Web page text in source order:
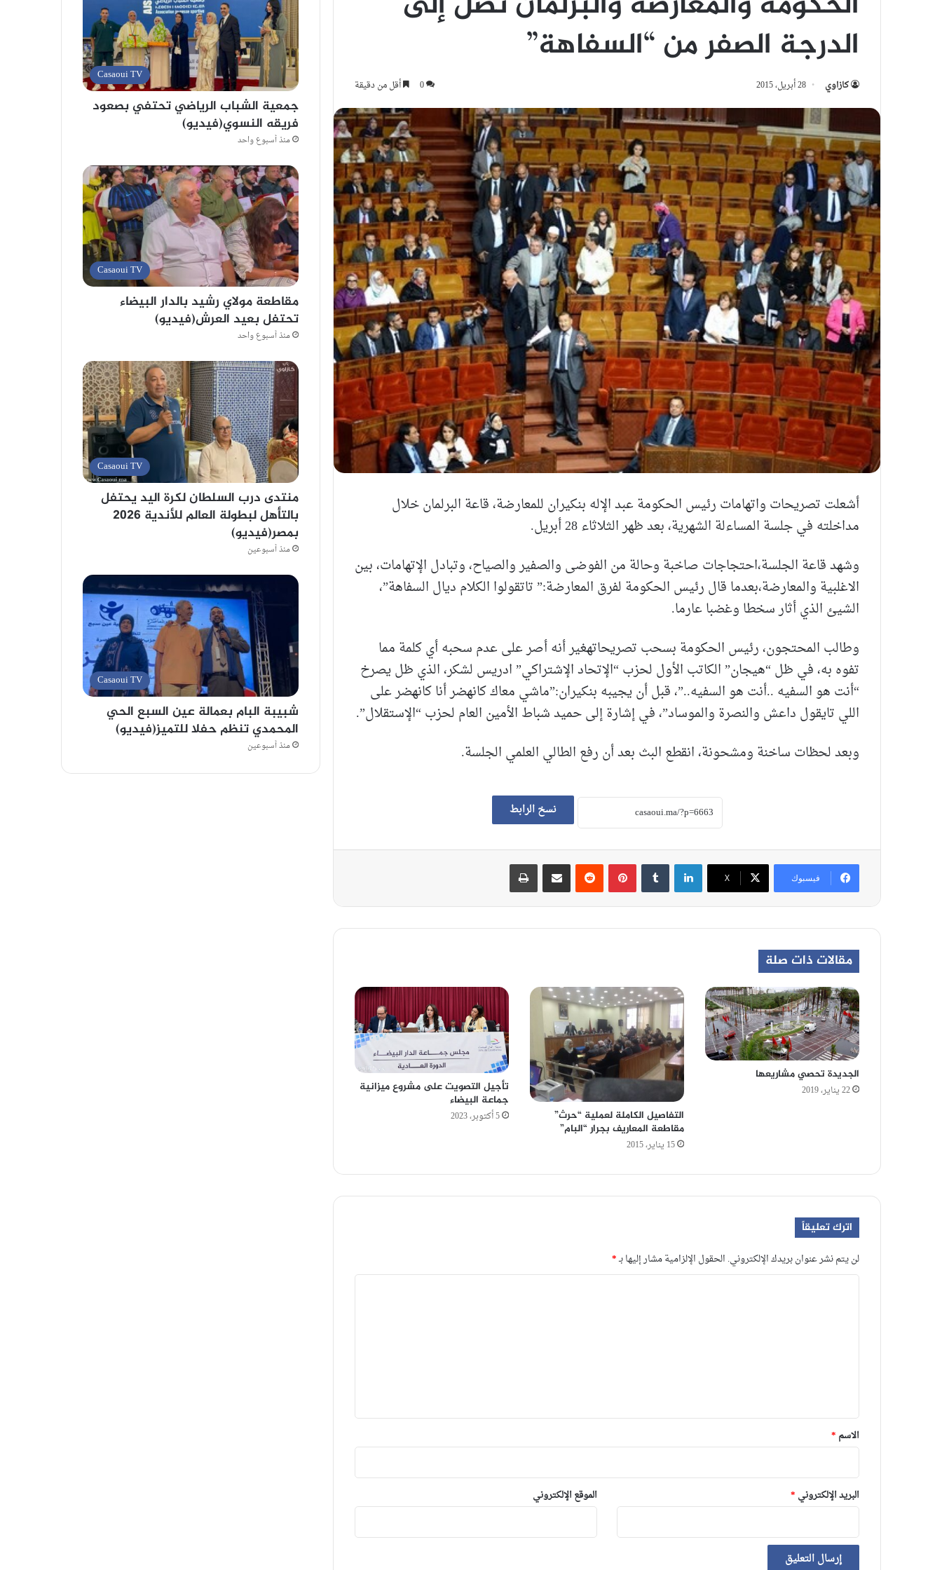
الدرجة الصفر من “السفاهة”
كازاوي 28 أبريل، 2015 0 أقل من دقيقة
أشعلت تصريحات واتهامات رئيس الحكومة عبد الإله بنكيران للمعارضة، قاعة البرلمان خلال
مداخلته في جلسة المساءلة الشهرية، بعد ظهر الثلاثاء 28 أبريل.
وشهد قاعة الجلسة،احتجاجات صاخبة وحالة من الفوضى والصفير والصياح، وتبادل الإتهامات، بين
الاغلبية والمعارضة،بعدما قال رئيس الحكومة لفرق المعارضة:” تاتقولوا الكلام ديال السفاهة”،
الشيئ الذي أثار سخطا وغضبا عارما.
وطالب المحتجون، رئيس الحكومة بسحب تصريحاتهغير أنه أصر على عدم سحبه أي كلمة مما
تفوه به، في ظل “هيجان” الكاتب الأول لحزب “الإتحاد الإشتراكي” ادريس لشكر، الذي ظل يصرخ
“أنت هو السفيه ..أنت هو السفيه..”، قبل أن يجيبه بنكيران:”ماشي معاك كانهضر أنا كانهضر على
اللي تايقول داعش والنصرة والموساد”، في إشارة إلى حميد شباط الأمين العام لحزب “الإستقلال”.
وبعد لحظات ساخنة ومشحونة، انقطع البث بعد أن رفع الطالي العلمي الجلسة.
نسخ الرابط
فيسبوك ‫X
لينكدإن بينتيريست
مقالات ذات صلة
الجديدة تحصي مشاريعها
22 يناير، 2019
التفاصيل الكاملة لعملية “حرث”
مقاطعة المعاريف بجرار “البام”
15 يناير، 2015
تأجيل التصويت على مشروع ميزانية
جماعة البيضاء
5 أكتوبر، 2023
اترك تعليقاً
لن يتم نشر عنوان بريدك الإلكتروني. الحقول الإلزامية مشار إليها بـ*
*
الاسم *
البريد الإلكتروني * الموقع الإلكتروني
Casaoui TV
جمعية الشباب الرياضي تحتفي بصعود
فريقه النسوي(فيديو)
منذ أسبوع واحد
Casaoui TV
مقاطعة مولاي رشيد بالدار البيضاء
تحتفل بعيد العرش(فيديو)
منذ أسبوع واحد
Casaoui TV
منتدى درب السلطان لكرة اليد يحتفل
بالتأهل لبطولة العالم للأندية 2026
بمصر(فيديو)
منذ أسبوعين
Casaoui TV
شبيبة البام بعمالة عين السبع الحي
المحمدي تنظم حفلا للتميز(فيديو)
منذ أسبوعين